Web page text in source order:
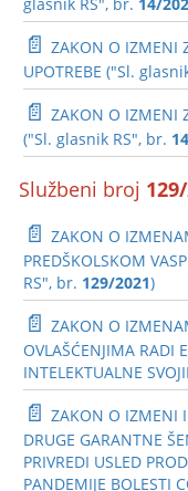
📄 ZAKON O IZMENI
UPOTREBE ("Sl.
📄 ZAKON O IZMENI
("Sl. glasnik RS", br.
Službeni broj
📄 ZAKON O
PREDŠKOLSKOM
RS", br. 129/2021)
📄 ZAKON O
OVLAŠĆENJIMA RADI
INTELEKTUALNE
📄 ZAKON O IZMENI
DRUGE GARANTNE
PRIVREDI USLED
PANDEMIJE BOLESTI